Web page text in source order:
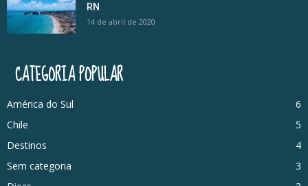
RN
14 de abril de 2020
CATEGORIA POPULAR
América do Sul
6
Chile
5
Destinos
4
Sem categoria
3